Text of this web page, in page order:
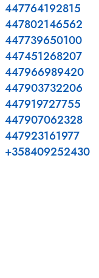
447764192815
447802146562
447739650100
447451268207
447966989420
447903732206
447919727755
447907062328
447923161977
+358409252430